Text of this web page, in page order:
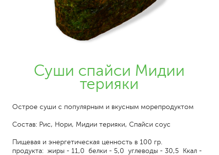
Суши спайси Мидии
терияки
Острое суши с популярным и вкусным морепродуктом
Состав: Рис, Нори, Мидии терияки, Спайси соус
Пищевая и энергетическая ценность в 100 гр.
продукта: жиры - 11,0 белки - 5,0 углеводы - 30,5 Ккал -